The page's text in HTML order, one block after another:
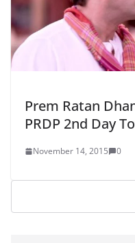
Prem Ratan
PRDP 2nd Day
November 14, 2015 0